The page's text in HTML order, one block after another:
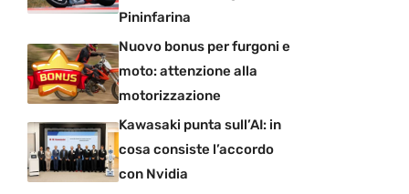
Pininfarina
Nuovo bonus per furgoni e
moto: attenzione alla
motorizzazione
Kawasaki punta sull’AI: in
cosa consiste l’accordo
con Nvidia